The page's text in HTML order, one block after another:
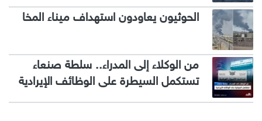
الحوثيون يعاودون استهداف ميناء المخا
من الوكلاء إلى المدراء.. سلطة صنعاء
تستكمل السيطرة على الوظائف الإيرادية